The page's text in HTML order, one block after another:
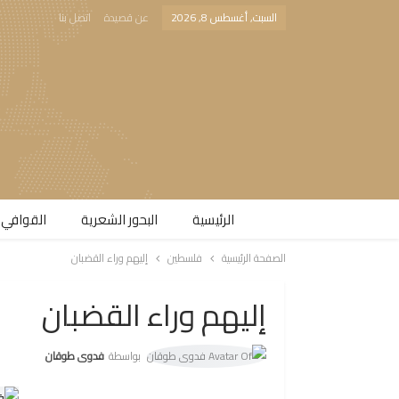
السبت, أغسطس 8, 2026 عن قصيدة اتصل بنا
الرئيسية البحور الشعرية​
الصفحة الرئيسية فلسطين إليهم وراء القضبان
إليهم وراء القضبان
بواسطة فدوى طوقان